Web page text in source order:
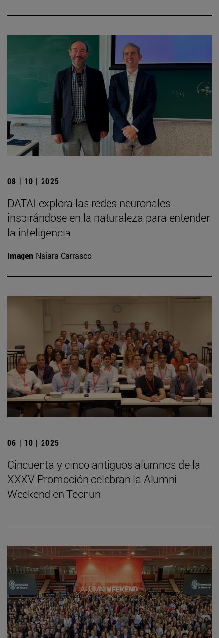
08 | 10 | 2025
DATAI explora las redes neuronales
inspirándose en la naturaleza para entender
la inteligencia
Imagen Naiara Carrasco
06 | 10 | 2025
Cincuenta y cinco antiguos alumnos de la
XXXV Promoción celebran la Alumni
Weekend en Tecnun